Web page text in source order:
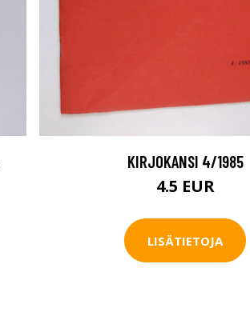
KIRJOKANSI 4/1985
4.5 EUR
LISÄTIETOJA